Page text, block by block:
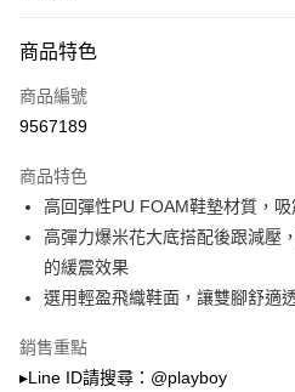
2.付款方式選擇「大哥付你分期」，訂
成交易。
3.實際核准額度、可分期數及費用金額請
消。如遇「轉專審核」未通過狀況，表
法說明評估內容。
【繳款方式說明】
1.分期款項不併入電信帳單，「大哥付
2.透過簡訊連結打開帳單後，可選擇「
帳／街口支付／iPASS MONEY」等通路
【注意事項】
1.本服務係由「台灣大哥大股份有限公司
用戶於交易時，得透過本服務購買商品或
運送方式
全家取貨付款
付款後全家取貨
每筆NT$100，滿NT$700(含以上)
付款後萊爾富取貨
商品特色
商品編號
9567189
商品特色
高回彈性PU FOAM鞋墊材質，
高彈力爆米花大底搭配後跟減壓
的緩震效果
選用輕盈飛織鞋面，讓雙腳舒適
銷售重點
▸Line ID請搜尋：@playboy